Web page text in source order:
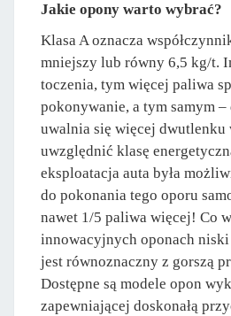
Jakie opony warto wybrać?
Klasa A oznacza
mniejszy lub równy 6,5 kg/t.
toczenia, tym więcej paliwa
pokonywanie, a tym samym
uwalnia się więcej dwutlenku
uwzględnić klasę
eksploatacja auta była
do pokonania tego oporu
nawet 1/5 paliwa więcej! Co
innowacyjnych oponach
jest równoznaczny z gorszą
Dostępne są modele opon
zapewniającej doskonałą